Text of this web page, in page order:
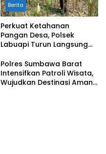
Berita
Perkuat Ketahanan
Pangan Desa, Polsek
Labuapi Turun Langsung
Polres Sumbawa Barat
Intensifkan Patroli Wisata,
Wujudkan Destinasi Aman